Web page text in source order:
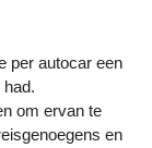
per autocar een
om ervan te
en